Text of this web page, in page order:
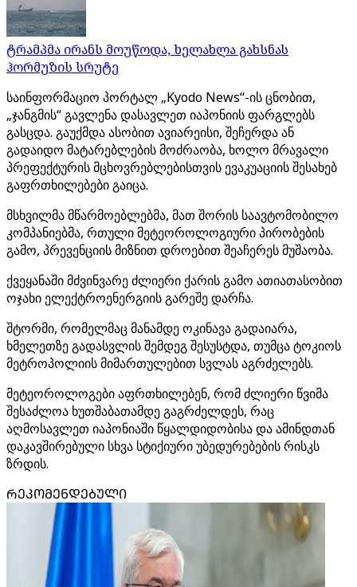
ტრამპმა ირანს მოუწოდა, ხელახლა გახსნას
ჰორმუზის სრუტე
საინფორმაციო პორტალ „Kyodo News“-ის ცნობით,
„ჯანგმის“ გავლენა დასავლეთ იაპონიის ფარგლებს
გასცდა. გაუქმდა ასობით ავიარეისი, შეჩერდა ან
გადაიდო მატარებლების მოძრაობა, ხოლო მრავალი
პრეფექტურის მცხოვრებლებისთვის ევაკუაციის შესახებ
გაფრთხილებები გაიცა.
მსხვილმა მწარმოებლებმა, მათ შორის საავტომობილო
კომპანიებმა, რთული მეტეოროლოგიური პირობების
გამო, პრევენციის მიზნით დროებით შეაჩერეს მუშაობა.
ქვეყანაში მძვინვარე ძლიერი ქარის გამო ათიათასობით
ოჯახი ელექტროენერგიის გარეშე დარჩა.
შტორმი, რომელმაც მანამდე ოკინავა გადაიარა,
ხმელეთზე გადასვლის შემდეგ შესუსტდა, თუმცა ტოკიოს
მეტროპოლიის მიმართულებით სვლას აგრძელებს.
მეტეოროლოგები აფრთხილებენ, რომ ძლიერი წვიმა
შესაძლოა ხუთშაბათამდე გაგრძელდეს, რაც
აღმოსავლეთ იაპონიაში წყალდიდობისა და ამინდთან
დაკავშირებული სხვა სტიქიური უბედურებების რისკს
ზრდის.
ᲠᲔᲙᲝᲛᲔᲜᲓᲔᲑᲣᲚᲘ